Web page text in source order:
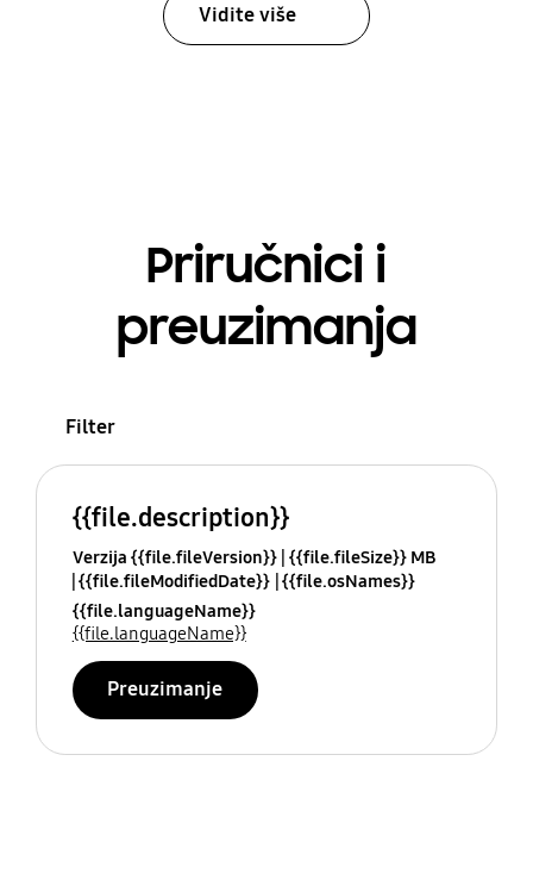
Vidite više
Priručnici i
preuzimanja
Filter
{{file.description}}
Verzija {{file.fileVersion}} {{file.fileSize}} MB
{{file.fileModifiedDate}} {{file.osNames}}
{{file.languageName}}
{{file.languageName}}
Preuzimanje